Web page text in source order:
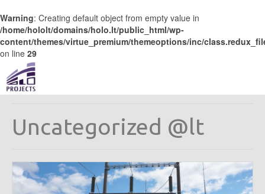
Warning: Creating default object from empty value in
/home/hololt/domains/holo.lt/public_html/wp-
content/themes/virtue_premium/themeoptions/inc/
on line 29
Uncategorized @lt